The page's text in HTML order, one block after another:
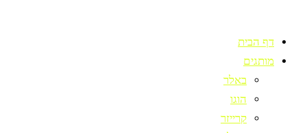
דף הבית
מותגים
באלר
הוגו
קרייזר